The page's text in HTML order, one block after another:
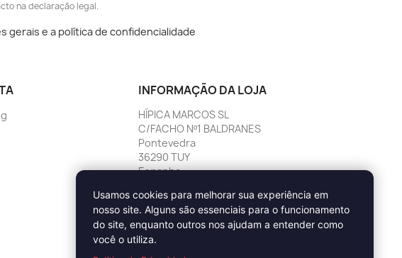
na declaração legal.
gerais e a política de confidencialidade
Usamos cookies para melhorar sua experiência em
nosso site. Alguns são essenciais para o funcionamento
do site, enquanto outros nos ajudam a entender como
você o utiliza.
INFORMAÇÃO DA LOJA
HÍPICA MARCOS SL
C/FACHO Nº1 BALDRANES
Pontevedra
36290 TUY
Espanha